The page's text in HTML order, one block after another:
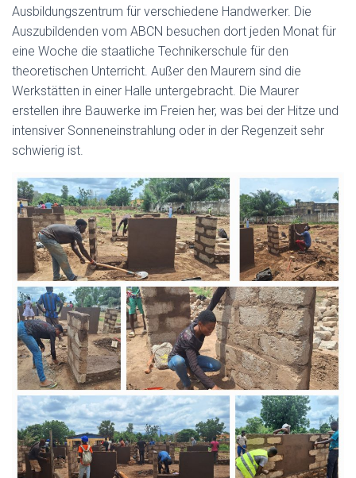
Ausbildungszentrum für verschiedene Handwerker. Die
Auszubildenden vom ABCN besuchen dort jeden Monat für
eine Woche die staatliche Technikerschule für den
theoretischen Unterricht. Außer den Maurern sind die
Werkstätten in einer Halle untergebracht. Die Maurer
erstellen ihre Bauwerke im Freien her, was bei der Hitze und
intensiver Sonneneinstrahlung oder in der Regenzeit sehr
schwierig ist.